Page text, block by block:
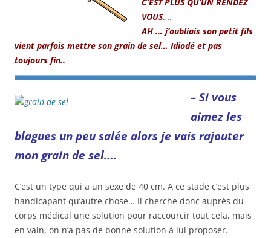
VOUS….
AH … j’oubliais son petit fils
vient parfois mettre son grain de sel… Idiodé et pas
toujours fin..
– Si vous
aimez les
blagues un peu salée alors je vais rajouter
mon grain de sel….
C’est un type qui a un sexe de 40 cm. A ce stade c’est plus
handicapant qu’autre chose… Il cherche donc auprès du
corps médical une solution pour raccourcir tout cela, mais
en vain, on n’a pas de bonne solution à lui proposer.